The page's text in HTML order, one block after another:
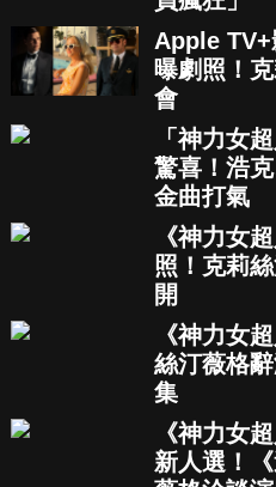
Apple TV+
曝劇照！
會
「神力女
驚喜！浩
金曲打氣
《神力女
照！克莉
開
《神力女
絲汀薇格
集
《神力女
新人選！